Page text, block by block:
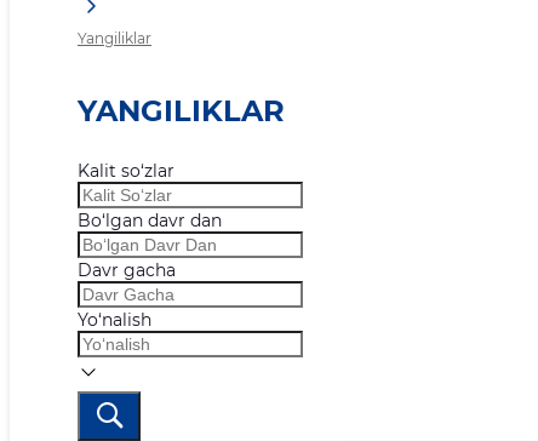
Yangiliklar
YANGILIKLAR
Kalit so‘zlar
Bo‘lgan davr dan
Davr gacha
Yo‘nalish